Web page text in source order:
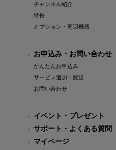
チャンネル紹介
特長
オプション・周辺機器
お申込み・お問い合わせ
かんたんお申込み
サービス追加・変更
お問い合わせ
イベント・プレゼント
サポート・よくある質問
マイページ